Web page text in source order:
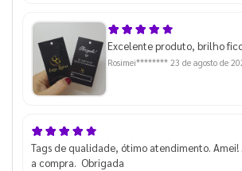
Excelente produto, brilho
Rosimei******** 23 de agosto de
Tags de qualidade, ótimo atendimento. Amei!
a compra. Obrigada